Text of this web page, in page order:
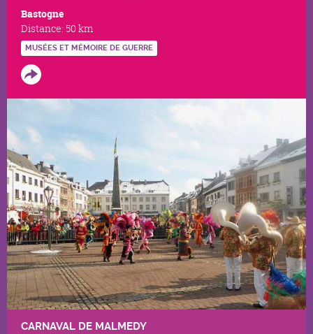
Bastogne
Distance: 50 km
MUSÉES ET MÉMOIRE DE GUERRE
CARNAVAL DE MALMEDY